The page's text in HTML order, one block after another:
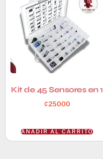
Kit de 45 Sensores en 1
₡25000
AÑADIR AL CARRITO